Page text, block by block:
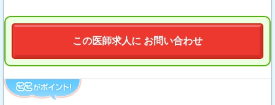
この医師求人に お問い合わせ